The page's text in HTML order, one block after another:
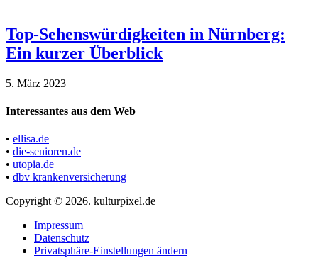
Top-Sehenswürdigkeiten in Nürnberg:
Ein kurzer Überblick
5. März 2023
Interessantes aus dem Web
• ellisa.de
• die-senioren.de
• utopia.de
• dbv krankenversicherung
Copyright © 2026. kulturpixel.de
Impressum
Datenschutz
Privatsphäre-Einstellungen ändern